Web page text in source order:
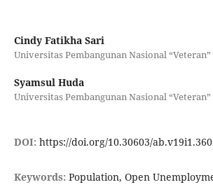
Cindy Fatikha Sari
Universitas Pembangunan Nasional
Syamsul Huda
Universitas Pembangunan Nasional
DOI: https://doi.org/10.30603/
Keywords: Population, Open